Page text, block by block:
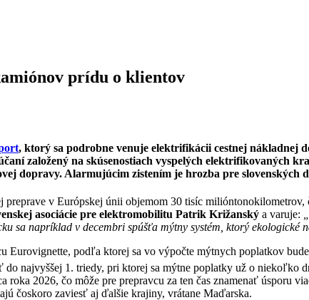
prídu o klientov
, ktorý sa podrobne venuje elektrifikácii cestnej nákladnej
založený na skúsenostiach vyspelých elektrifikovaných
dopravy. Alarmujúcim zistením je hrozba pre slovenských
v Európskej únii objemom 30 tisíc
asociácie pre elektromobilitu Patrik Križanský a varuje:
sa napríklad v decembri spúšťa mýtny systém, ktorý ekologické
Eurovignette, podľa ktorej sa vo výpočte mýtnych poplatkov
najvyššej 1. triedy, pri ktorej sa mýtne poplatky už o niekoľko
2026, čo môže pre prepravcu za ten čas znamenať úsporu
čoskoro zaviesť aj ďalšie krajiny, vrátane Maďarska.